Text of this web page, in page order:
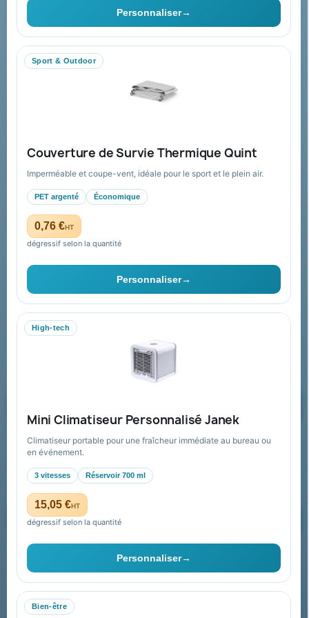
Personnaliser→
Sport & Outdoor
Couverture de Survie Thermique Quint
Imperméable et coupe-vent, idéale pour le sport et le plein air.
PET argenté Économique
0,76 €HT
dégressif selon la quantité
Personnaliser→
High-tech
Mini Climatiseur Personnalisé Janek
Climatiseur portable pour une fraîcheur immédiate au bureau ou
en événement.
3 vitesses Réservoir 700 ml
15,05 €HT
dégressif selon la quantité
Personnaliser→
Bien-être
Livraison
Nous contacter
FAQ sur Promenoch Goodies Pub France
Conditions de retour
Paiement sécurisé
Plan du site
Contact & devis
06 09 53 17 41
WhatsApp
equipe@promenoch-goodies.com
Recevez nos offres spéciales
Vous pouvez vous désinscrire à tout moment. Vous trouverez pour
cela nos informations de contact dans les conditions d'utilisation du
site.